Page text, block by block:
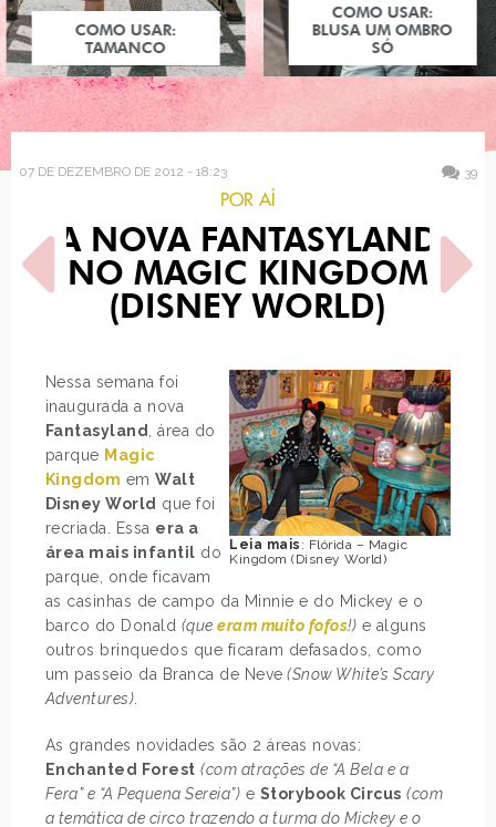
COMO USAR:
TAMANCO
COMO USAR:
BLUSA UM OMBRO
SÓ
07 DE DEZEMBRO DE 2012 - 18:23 39
POR AÍ
A NOVA FANTASYLAND
NO MAGIC KINGDOM
(DISNEY WORLD)
Leia mais : Flórida – Magic
Kingdom (Disney World)
Nessa semana foi
inaugurada a nova
Fantasyland
, área do
parque Magic
Kingdom emWalt
Disney World que foi
recriada. Essa era a
área mais infantil do
parque, onde ficavam
as casinhas de campo da Minnie e do Mickey e o
barco do Donald (queeram muito fofos!) e alguns
outros brinquedos que ficaram defasados, como
um passeio da Branca de Neve (Snow White’s Scary
Adventures)
As grandes novidades são 2 áreas novas:
Enchanted Forest (com atrações de “A Bela e a
Fera” e “A Pequena Sereia”) e Storybook Circus (com
a temática de circo trazendo a turma do Mickey e o
POST ANTERIOR
COMO USAR: ESTAMPA DE
CORAÇÕES
PRÓXIMO POST
VERDE ESMERALDA É A
COR DE 2013